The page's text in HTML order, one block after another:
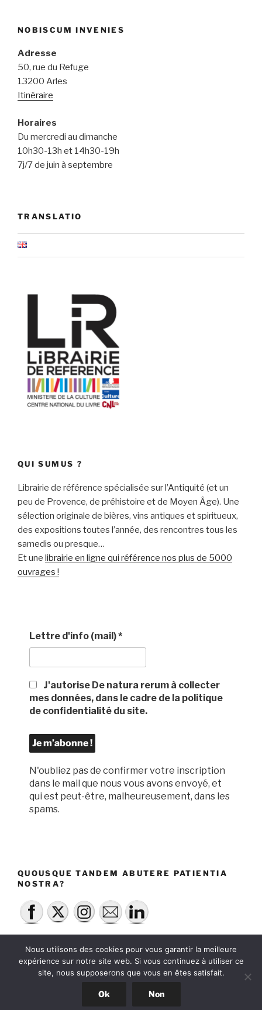
NOBISCUM INVENIES
Adresse
50, rue du Refuge
13200 Arles
Itinéraire
Horaires
Du mercredi au dimanche
10h30-13h et 14h30-19h
7j/7 de juin à septembre
TRANSLATIO
QUI SUMUS ?
Librairie de référence spécialisée sur l’Antiquité (et un
peu de Provence, de préhistoire et de Moyen Âge). Une
sélection originale de bières, vins antiques et spiritueux,
des expositions toutes l’année, des rencontres tous les
samedis ou presque…
Et une librairie en ligne qui référence nos plus de 5000
ouvrages !
Lettre d'info (mail)*
J'autorise De natura rerum à collecter
mes données, dans le cadre de la politique
de confidentialité du site.
N'oubliez pas de confirmer votre inscription
dans le mail que nous vous avons envoyé, et
qui est peut-être, malheureusement, dans les
spams.
QUOUSQUE TANDEM ABUTERE PATIENTIA
NOSTRA?
Fièrement propulsé par WordPress
Nous utilisons des cookies pour vous garantir la meilleure
expérience sur notre site web. Si vous continuez à utiliser ce
site, nous supposerons que vous en êtes satisfait.
Ok Non